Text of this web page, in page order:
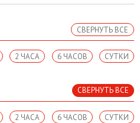
СВЕРНУТЬ ВСЕ
СУТКИ
6 ЧАСОВ
2 ЧАСА
СВЕРНУТЬ ВСЕ
СУТКИ
6 ЧАСОВ
2 ЧАСА